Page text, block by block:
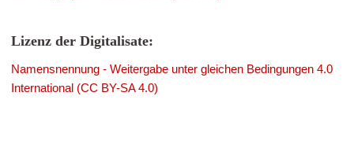
Lizenz der Digitalisate:
Namensnennung - Weitergabe unter gleichen Bedingungen 4.0
International (CC BY-SA 4.0)